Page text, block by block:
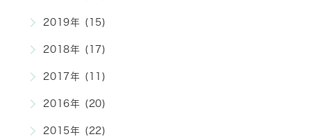
2019年 (15)
2018年 (17)
2017年 (11)
2016年 (20)
2015年 (22)